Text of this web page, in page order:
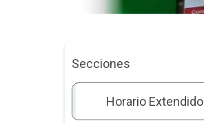
Secciones
Horario Extendido